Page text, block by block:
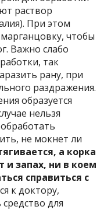
раствор
При этом
чтобы
Важно слабо
так
рану, при
раздражения.
образуется
нельзя
не мокнет ли
а корка
и запах, ни в коем
справиться с
к доктору,
для